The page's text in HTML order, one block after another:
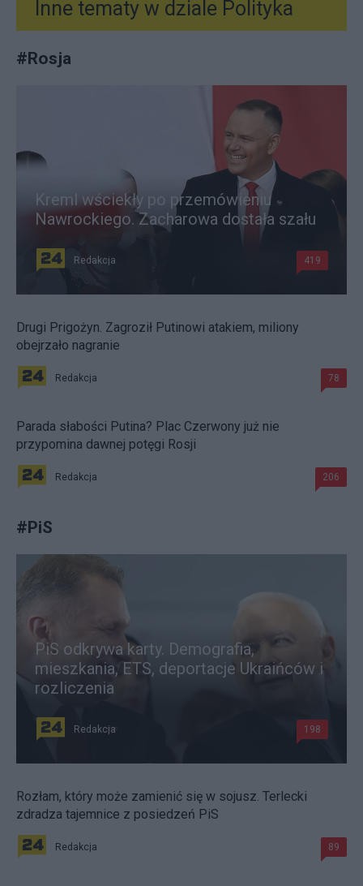
Inne tematy w dziale Polityka
#Rosja
Kreml wściekły po przemówieniu
Nawrockiego. Zacharowa dostała szału
Redakcja 419
Drugi Prigożyn. Zagroził Putinowi atakiem, miliony
obejrzało nagranie
Redakcja 78
Parada słabości Putina? Plac Czerwony już nie
przypomina dawnej potęgi Rosji
Redakcja 206
#PiS
PiS odkrywa karty. Demografia,
mieszkania, ETS, deportacje Ukraińców i
rozliczenia
Redakcja 198
Rozłam, który może zamienić się w sojusz. Terlecki
zdradza tajemnice z posiedzeń PiS
Redakcja 89